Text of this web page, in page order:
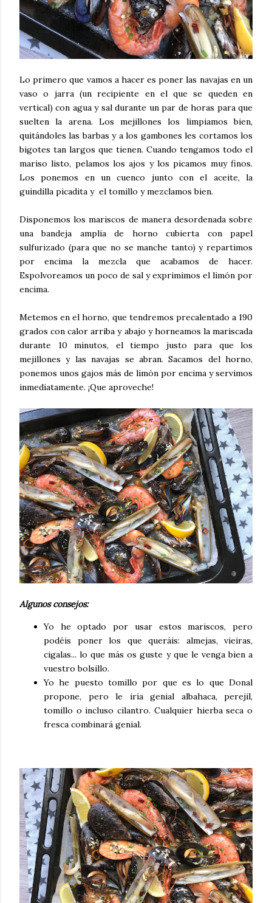
Lo primero que vamos a hacer es poner las navajas en un
vaso o jarra (un recipiente en el que se queden en
vertical) con agua y sal durante un par de horas para que
suelten la arena. Los mejillones los limpiamos bien,
quitándoles las barbas y a los gambones les cortamos los
bigotes tan largos que tienen. Cuando tengamos todo el
mariso listo, pelamos los ajos y los picamos muy finos.
Los ponemos en un cuenco junto con el aceite, la
guindilla picadita y el tomillo y mezclamos bien.
Disponemos los mariscos de manera desordenada sobre
una bandeja amplia de horno cubierta con papel
sulfurizado (para que no se manche tanto) y repartimos
por encima la mezcla que acabamos de hacer.
Espolvoreamos un poco de sal y exprimimos el limón por
encima.
Metemos en el horno, que tendremos precalentado a 190
grados con calor arriba y abajo y horneamos la mariscada
durante 10 minutos, el tiempo justo para que los
mejillones y las navajas se abran. Sacamos del horno,
ponemos unos gajos más de limón por encima y servimos
inmediatamente. ¡Que aproveche!
Algunos consejos:
Yo he optado por usar estos mariscos, pero
podéis poner los que queráis: almejas, vieiras,
cigalas... lo que más os guste y que le venga bien a
vuestro bolsillo.
Yo he puesto tomillo por que es lo que Donal
propone, pero le iría genial albahaca, perejil,
tomillo o incluso cilantro. Cualquier hierba seca o
fresca combinará genial.